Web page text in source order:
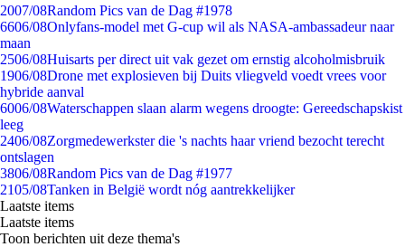
2007/08Random Pics van de Dag #1978
6606/08Onlyfans-model met G-cup wil als NASA-ambassadeur naar
maan
2506/08Huisarts per direct uit vak gezet om ernstig alcoholmisbruik
1906/08Drone met explosieven bij Duits vliegveld voedt vrees voor
hybride aanval
6006/08Waterschappen slaan alarm wegens droogte: Gereedschapskist
leeg
2406/08Zorgmedewerkster die 's nachts haar vriend bezocht terecht
ontslagen
3806/08Random Pics van de Dag #1977
2105/08Tanken in België wordt nóg aantrekkelijker
Laatste items
Laatste items
Toon berichten uit deze thema's